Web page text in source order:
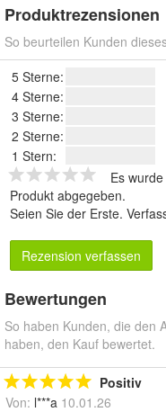
Produktrezensionen
So beurteilen Kunden
5 Sterne:
4 Sterne:
3 Sterne:
2 Sterne:
1 Stern:
Es
Produkt abgegeben.
Seien Sie der Erste.
Rezension verfassen
Bewertungen
So haben Kunden, die den
haben, den Kauf bewertet.
Positiv
Von: l***a 10.01.26